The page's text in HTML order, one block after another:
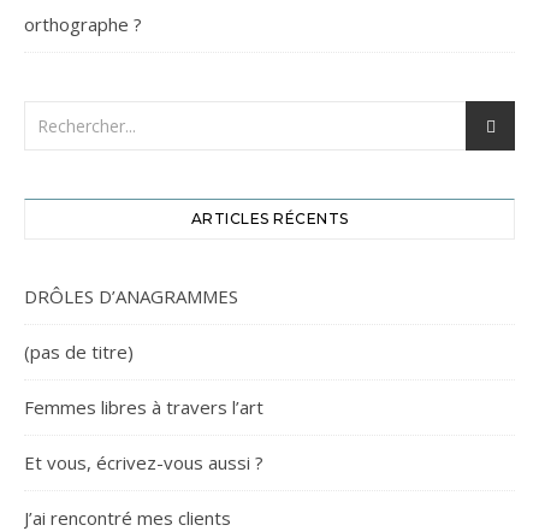
orthographe ?
ARTICLES RÉCENTS
DRÔLES D’ANAGRAMMES
(pas de titre)
Femmes libres à travers l’art
Et vous, écrivez-vous aussi ?
J’ai rencontré mes clients